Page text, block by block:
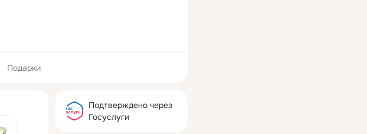
Подарки
колонка
Подтверждено через
Госуслуги